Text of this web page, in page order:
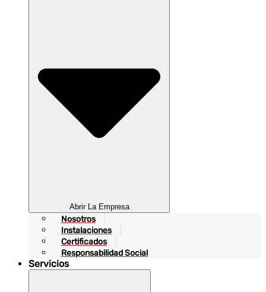
Abrir La Empresa
Nosotros
Instalaciones
Certificados
Responsabilidad Social
Servicios